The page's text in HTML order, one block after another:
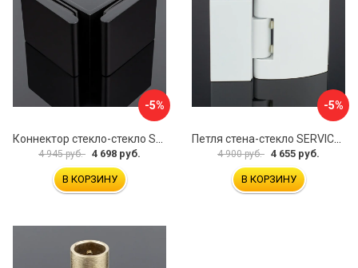
-5%
4 945 руб. 4 698 руб.
В КОРЗИНУ
-5%
4 900 руб. 4 655 руб.
В КОРЗИНУ